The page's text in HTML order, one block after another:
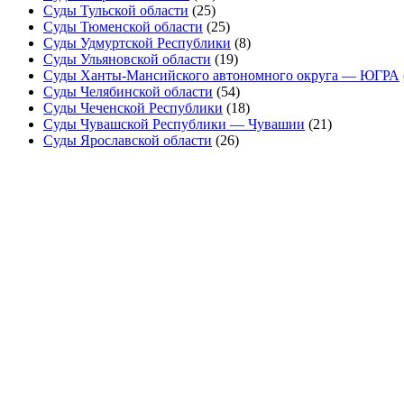
Суды Тульской области (25)
Суды Тюменской области (25)
Суды Удмуртской Республики (8)
Суды Ульяновской области (19)
Суды Ханты-Мансийского автономного округа — ЮГРА
Суды Челябинской области (54)
Суды Чеченской Республики (18)
Суды Чувашской Республики — Чувашии (21)
Суды Ярославской области (26)